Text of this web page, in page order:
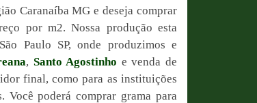
Caranaíba MG e deseja comprar
por m2. Nossa produção esta
Paulo SP, onde produzimos e
, Santo Agostinho e venda de
final, como para as instituições
Você poderá comprar grama para